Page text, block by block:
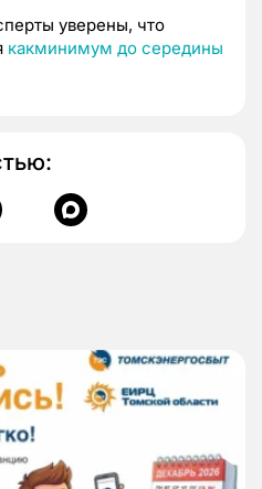
уверены, что
какминимум до середины